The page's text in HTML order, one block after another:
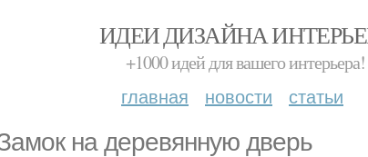
ИДЕИ ДИЗАЙНА
+1000 идей для вашего интерьера!
главная новости статьи
на деревянную дверь